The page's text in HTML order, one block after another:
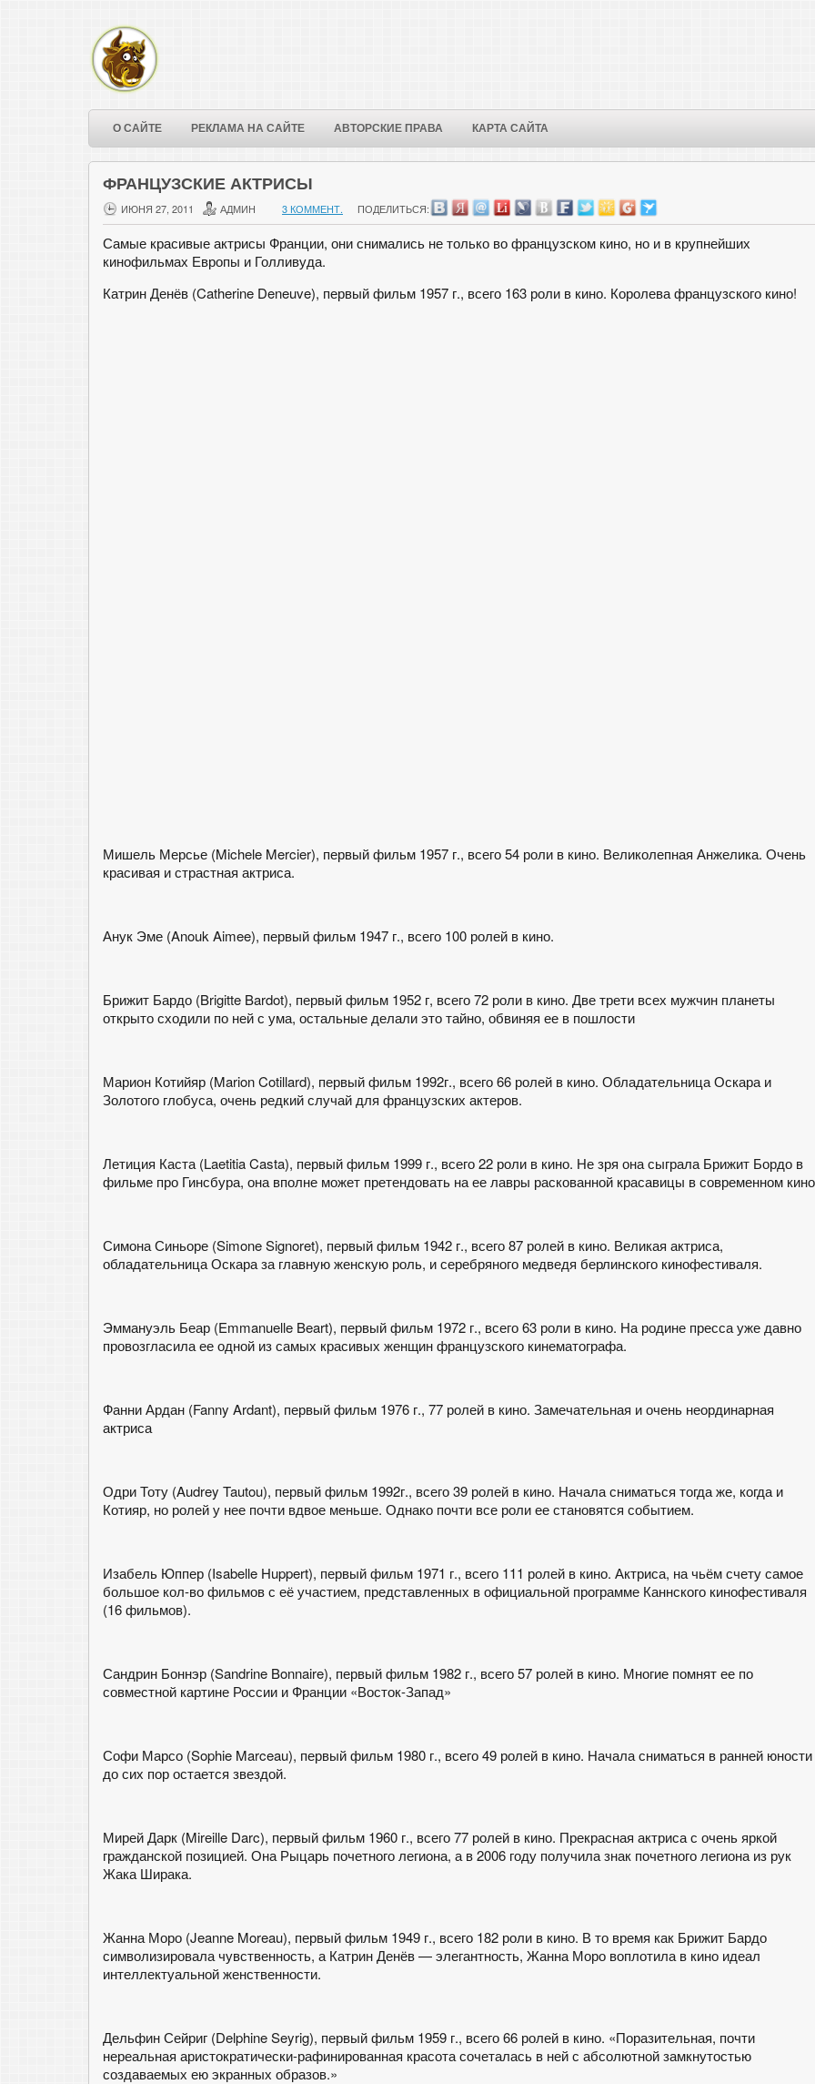
О САЙТЕ РЕКЛАМА НА САЙТЕ АВТОРСКИЕ ПРАВА КАРТА САЙТА
ФРАНЦУЗСКИЕ АКТРИСЫ
ИЮНЯ 27, 2011 АДМИН 3 КОММЕНТ. ПОДЕЛИТЬСЯ:
Самые красивые актрисы Франции, они снимались не только во французском кино, но и в крупнейших
кинофильмах Европы и Голливуда.
Катрин Денёв (Catherine Deneuve), первый фильм 1957 г., всего 163 роли в кино. Королева французского кино!
Мишель Мерсье (Michele Mercier), первый фильм 1957 г., всего 54 роли в кино. Великолепная Анжелика. Очень
красивая и страстная актриса.
Анук Эме (Anouk Aimee), первый фильм 1947 г., всего 100 ролей в кино.
Брижит Бардо (Brigitte Bardot), первый фильм 1952 г, всего 72 роли в кино. Две трети всех мужчин планеты
открыто сходили по ней с ума, остальные делали это тайно, обвиняя ее в пошлости
Марион Котийяр (Marion Cotillard), первый фильм 1992г., всего 66 ролей в кино. Обладательница Оскара и
Золотого глобуса, очень редкий случай для французских актеров.
Летиция Каста (Laetitia Casta), первый фильм 1999 г., всего 22 роли в кино. Не зря она сыграла Брижит Бордо в
фильме про Гинсбура, она вполне может претендовать на ее лавры раскованной красавицы в современном
Симона Синьоре (Simone Signoret), первый фильм 1942 г., всего 87 ролей в кино. Великая актриса,
обладательница Оскара за главную женскую роль, и серебряного медведя берлинского кинофестиваля.
Эммануэль Беар (Emmanuelle Beart), первый фильм 1972 г., всего 63 роли в кино. На родине пресса уже давно
провозгласила ее одной из самых красивых женщин французского кинематографа.
Фанни Ардан (Fanny Ardant), первый фильм 1976 г., 77 ролей в кино. Замечательная и очень неординарная
актриса
Одри Тоту (Audrey Tautou), первый фильм 1992г., всего 39 ролей в кино. Начала сниматься тогда же, когда и
Котияр, но ролей у нее почти вдвое меньше. Однако почти все роли ее становятся событием.
Изабель Юппер (Isabelle Huppert), первый фильм 1971 г., всего 111 ролей в кино. Актриса, на чьём счету самое
большое кол-во фильмов с её участием, представленных в официальной программе Каннского кинофестиваля
(16 фильмов).
Сандрин Боннэр (Sandrine Bonnaire), первый фильм 1982 г., всего 57 ролей в кино. Многие помнят ее по
совместной картине России и Франции «Восток-Запад»
Софи Марсо (Sophie Marceau), первый фильм 1980 г., всего 49 ролей в кино. Начала сниматься в ранней
до сих пор остается звездой.
Мирей Дарк (Mireille Darc), первый фильм 1960 г., всего 77 ролей в кино. Прекрасная актриса с очень яркой
гражданской позицией. Она Рыцарь почетного легиона, а в 2006 году получила знак почетного легиона из рук
Жака Ширака.
Жанна Моро (Jeanne Moreau), первый фильм 1949 г., всего 182 роли в кино. В то время как Брижит Бардо
символизировала чувственность, а Катрин Денёв — элегантность, Жанна Моро воплотила в кино идеал
интеллектуальной женственности.
Дельфин Сейриг (Delphine Seyrig), первый фильм 1959 г., всего 66 ролей в кино. «Поразительная, почти
нереальная аристократически-рафинированная красота сочеталась в ней с абсолютной замкнутостью
создаваемых ею экранных образов.»